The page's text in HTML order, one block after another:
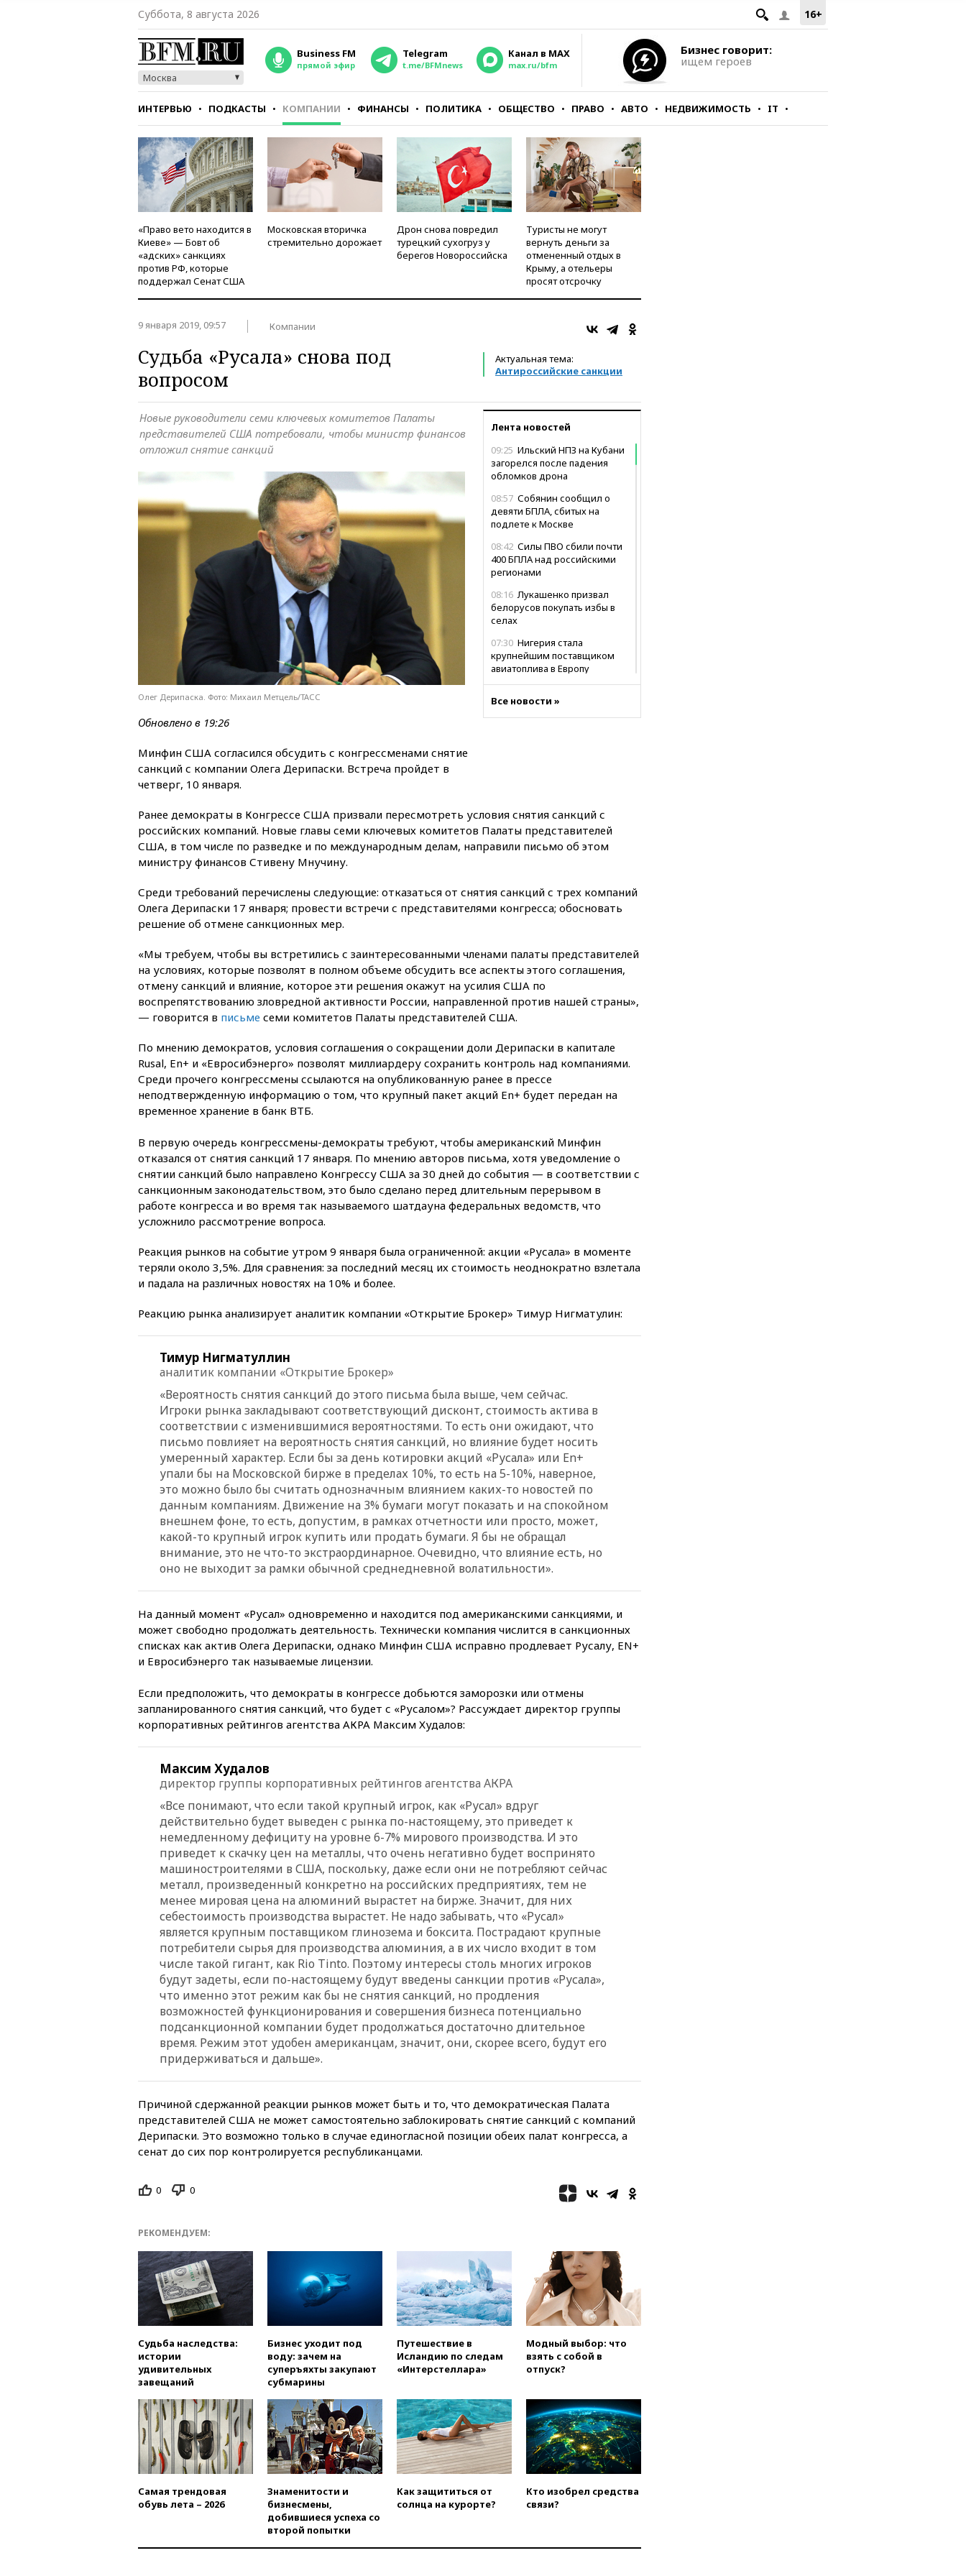
16+
Суббота, 8 августа 2026
Москва
Business FM
прямой эфир
Telegram
t.me/BFMnews
Канал в MAX
max.ru/bfm
Бизнес говорит:
ищем героев
ИНТЕРВЬЮ ПОДКАСТЫ КОМПАНИИ ФИНАНСЫ ПОЛИТИКА ОБЩЕСТВО ПРАВО АВТО НЕДВИЖИМОСТЬ IT
СТИЛЬ ТЕСТЫ
«Право вето находится в
Киеве» — Бовт об
«адских» санкциях
против РФ, которые
поддержал Сенат США
Московская вторичка
стремительно дорожает
Дрон снова повредил
турецкий сухогруз у
берегов Новороссийска
Туристы не могут
вернуть деньги за
отмененный отдых в
Крыму, а отельеры
просят отсрочку
9 января 2019, 09:57 Компании
Актуальная тема:
Антироссийские санкции
Судьба «Русала» снова под
вопросом
Лента новостей
09:25 Ильский НПЗ на Кубани
загорелся после падения
обломков дрона
08:57 Собянин сообщил о
девяти БПЛА, сбитых на
подлете к Москве
08:42 Силы ПВО сбили почти
400 БПЛА над российскими
регионами
08:16 Лукашенко призвал
белорусов покупать избы в
селах
07:30 Нигерия стала
крупнейшим поставщиком
авиатоплива в Европу
обсуждают координацию
усилий против наркотрафика
России
02:30 Трамп попросил
отпустить его с круглого стола
01:35Мигрант погиб при
попытке попасть из Марокко в
блок Украину из-за уровня
коррупции
вчера, 23:35
объяснил экономическую
выгоду безвизового режима с
вчера, 22:59На башню
ресторана «Армения» в
Москве вернут утраченную
скульптуру балерины
попытке попасть в Россию
вчера, 22:28Бессент
анонсировал скорое
соглашение о прекращении
огня США и Ирана
при нападении в Чехии
вчера, 22:00Путин поручил
области
вчера, 21:56The Atlantic: Маск
вчера, 21:35После пожара на
складе в Брянске возбудили
вчера, 21:26Лидеры сборной
РФ по гимнастике получили
официальный отказ в визах от
Хорватии
вчера, 21:15Пентагон
опубликовал 16 новых видео с
НЛО
вчера, 21:00 На границе
Украины с Польшей скопилось
«Интервидение» точно
пройдет в 2026 году
вчера, 20:45 ПВО за день
вчера, 20:35Велосипедист
погиб при атаке FPV-дрона в
вчера, 20:30Лидию Невзорову
экстремизма
вчера, 20:20
постановил остановить
строительство бального зала в
Белом доме
вчера, 20:15Сенат США
одобрил ужесточение
санкций против России и
Ирана
вчера, 20:00 СК возбудил дело
против журналистки Катерины
Гордеевой о фейках о ВС
России
вчера, 19:45
ISU предоставил
нейтральный статус
фигуристкам Валиевой и
Трусовой
вчера, 19:35Зеленский
погибла во Французских
Альпах
Открытое
Минобороны
вчера, 18:47
Школьники из РФ
стали абсолютными
чемпионами на олимпиаде по
ИИ
вчера, 18:39 Два человека
погибли в результате удара
ВСУ по многоэтажке в Керчи
Беспилотник
атаковал турецкий сухогруз у
вчера, 18:18Товарооборот
Китая и России вырос в этом
году более чем на четверть
вчера, 17:55Мужчина получил
ранения при атаке дрона на
Белгородскую область
вчера, 17:48 Bloomberg:
наличие трещин
Все новости »
Новые руководители семи ключевых комитетов Палаты
представителей США потребовали, чтобы министр финансов
отложил снятие санкций
Олег Дерипаска. Фото: Михаил Метцель/ТАСС
Обновлено в 19:26
Минфин США согласился обсудить с конгрессменами снятие
санкций с компании Олега Дерипаски. Встреча пройдет в
четверг, 10 января.
Ранее демократы в Конгрессе США призвали пересмотреть условия снятия санкций с
российских компаний. Новые главы семи ключевых комитетов Палаты представителей
США, в том числе по разведке и по международным делам, направили письмо об этом
министру финансов Стивену Мнучину.
Среди требований перечислены следующие: отказаться от снятия санкций с трех компаний
Олега Дерипаски 17 января; провести встречи с представителями конгресса; обосновать
решение об отмене санкционных мер.
«Мы требуем, чтобы вы встретились с заинтересованными членами палаты представителей
на условиях, которые позволят в полном объеме обсудить все аспекты этого соглашения,
отмену санкций и влияние, которое эти решения окажут на усилия США по
воспрепятствованию зловредной активности России, направленной против нашей страны»,
— говорится в письме семи комитетов Палаты представителей США.
По мнению демократов, условия соглашения о сокращении доли Дерипаски в капитале
Rusal, En+ и «Евросибэнерго» позволят миллиардеру сохранить контроль над компаниями.
Среди прочего конгрессмены ссылаются на опубликованную ранее в прессе
неподтвержденную информацию о том, что крупный пакет акций En+ будет передан на
временное хранение в банк ВТБ.
В первую очередь конгрессмены-демократы требуют, чтобы американский Минфин
отказался от снятия санкций 17 января. По мнению авторов письма, хотя уведомление о
снятии санкций было направлено Конгрессу США за 30 дней до события — в соответствии с
санкционным законодательством, это было сделано перед длительным перерывом в
работе конгресса и во время так называемого шатдауна федеральных ведомств, что
усложнило рассмотрение вопроса.
Реакция рынков на событие утром 9 января была ограниченной: акции «Русала» в моменте
теряли около 3,5%. Для сравнения: за последний месяц их стоимость неоднократно взлетала
и падала на различных новостях на 10% и более.
Реакцию рынка анализирует аналитик компании «Открытие Брокер» Тимур Нигматулин:
Тимур Нигматуллин
аналитик компании «Открытие Брокер»
«Вероятность снятия санкций до этого письма была выше, чем сейчас.
Игроки рынка закладывают соответствующий дисконт, стоимость актива в
соответствии с изменившимися вероятностями. То есть они ожидают, что
письмо повлияет на вероятность снятия санкций, но влияние будет носить
умеренный характер. Если бы за день котировки акций «Русала» или En+
упали бы на Московской бирже в пределах 10%, то есть на 5-10%, наверное,
это можно было бы считать однозначным влиянием каких-то новостей по
данным компаниям. Движение на 3% бумаги могут показать и на спокойном
внешнем фоне, то есть, допустим, в рамках отчетности или просто, может,
какой-то крупный игрок купить или продать бумаги. Я бы не обращал
внимание, это не что-то экстраординарное. Очевидно, что влияние есть, но
оно не выходит за рамки обычной среднедневной волатильности».
На данный момент «Русал» одновременно и находится под американскими санкциями, и
может свободно продолжать деятельность. Технически компания числится в санкционных
списках как актив Олега Дерипаски, однако Минфин США исправно продлевает Русалу, EN+
и Евросибэнерго так называемые лицензии.
Если предположить, что демократы в конгрессе добьются заморозки или отмены
запланированного снятия санкций, что будет с «Русалом»? Рассуждает директор группы
корпоративных рейтингов агентства АКРА Максим Худалов:
Максим Худалов
директор группы корпоративных рейтингов агентства АКРА
«Все понимают, что если такой крупный игрок, как «Русал» вдруг
действительно будет выведен с рынка по-настоящему, это приведет к
немедленному дефициту на уровне 6-7% мирового производства. И это
приведет к скачку цен на металлы, что очень негативно будет воспринято
машиностроителями в США, поскольку, даже если они не потребляют сейчас
металл, произведенный конкретно на российских предприятиях, тем не
менее мировая цена на алюминий вырастет на бирже. Значит, для них
себестоимость производства вырастет. Не надо забывать, что «Русал»
является крупным поставщиком глинозема и боксита. Пострадают крупные
потребители сырья для производства алюминия, а в их число входит в том
числе такой гигант, как Rio Tinto. Поэтому интересы столь многих игроков
будут задеты, если по-настоящему будут введены санкции против «Русала»,
что именно этот режим как бы не снятия санкций, но продления
возможностей функционирования и совершения бизнеса потенциально
подсанкционной компании будет продолжаться достаточно длительное
время. Режим этот удобен американцам, значит, они, скорее всего, будут его
придерживаться и дальше».
Причиной сдержанной реакции рынков может быть и то, что демократическая Палата
представителей США не может самостоятельно заблокировать снятие санкций с компаний
Дерипаски. Это возможно только в случае единогласной позиции обеих палат конгресса, а
сенат до сих пор контролируется республиканцами.
0 0
РЕКОМЕНДУЕМ:
Судьба наследства:
истории
удивительных
завещаний
Бизнес уходит под
воду: зачем на
суперъяхты закупают
субмарины
Путешествие в
Исландию по следам
«Интерстеллара»
Модный выбор: что
взять с собой в
отпуск?
Самая трендовая
обувь лета – 2026
Знаменитости и
бизнесмены,
добившиеся успеха со
второй попытки
Как защититься от
солнца на курорте?
Кто изобрел средства
связи?